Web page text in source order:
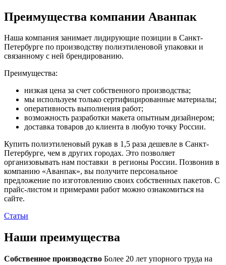
Преимущества компании Аванпак
Наша компания занимает лидирующие позиции в Санкт-
Петербурге по производству полиэтиленовой упаковки и
связанному с ней брендированию.
Преимущества:
низкая цена за счет собственного производства;
мы используем только сертифицированные материалы;
оперативность выполнения работ;
возможность разработки макета опытным дизайнером;
доставка товаров до клиента в любую точку России.
Купить полиэтиленовый рукав в 1,5 раза дешевле в Санкт-
Петербурге, чем в других городах. Это позволяет
организовывать нам поставки в регионы России. Позвонив в
компанию «Аванпак», вы получите персональное
предложение по изготовлению своих собственных пакетов. С
прайс-листом и примерами работ можно ознакомиться на
сайте.
Статьи
Наши преимущества
Собственное производство Более 20 лет упорного труда на